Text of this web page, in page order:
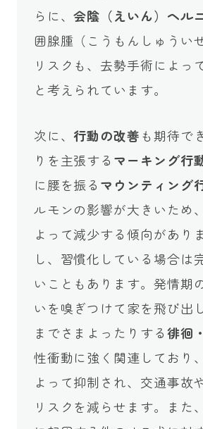
らに、会陰（えいん）ヘル
囲腺腫（こうもんしゅうい
リスクも、去勢手術によっ
と考えられています。
次に、行動の改善も期待で
りを主張する マーキング行
に腰を振る マウンティング
ルモンの影響が大きいため
よって減少する傾向があり
し、習慣化している場合は
いこともあります。発情期
いを嗅ぎつけて家を飛び出
までさまよったりする徘徊
性衝動に強く関連しており
よって抑制され、交通事故
リスクを減らせます。また